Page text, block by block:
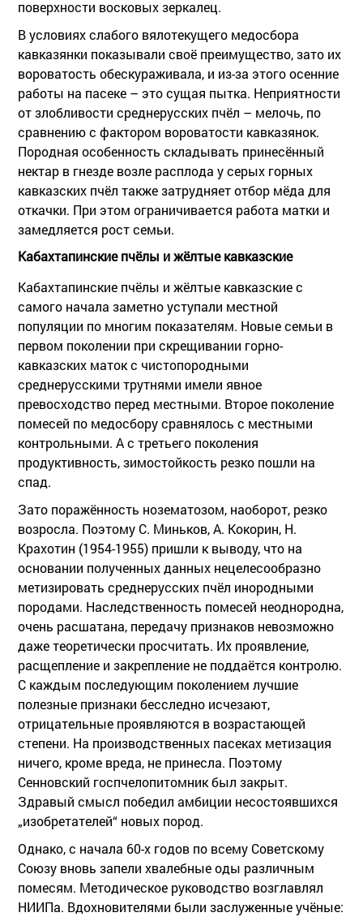
поверхности восковых зеркалец.
В условиях слабого вялотекущего медосбора
кавказянки показывали своё преимущество, зато их
вороватость обескураживала, и из-за этого осенние
работы на пасеке – это сущая пытка. Неприятности
от злобливости среднерусских пчёл – мелочь, по
сравнению с фактором вороватости кавказянок.
Породная особенность складывать принесённый
нектар в гнезде возле расплода у серых горных
кавказских пчёл также затрудняет отбор мёда для
откачки. При этом ограничивается работа матки и
замедляется рост семьи.
Кабахтапинские пчёлы и жёлтые кавказские
Кабахтапинские пчёлы и жёлтые кавказские с
самого начала заметно уступали местной
популяции по многим показателям. Новые семьи в
первом поколении при скрещивании горно-
кавказских маток с чистопородными
среднерусскими трутнями имели явное
превосходство перед местными. Второе поколение
помесей по медосбору сравнялось с местными
контрольными. А с третьего поколения
продуктивность, зимостойкость резко пошли на
спад.
Зато поражённость нозематозом, наоборот, резко
возросла. Поэтому С. Миньков, А. Кокорин, Н.
Крахотин (1954-1955) пришли к выводу, что на
основании полученных данных нецелесообразно
метизировать среднерусских пчёл инородными
породами. Наследственность помесей неоднородна,
очень расшатана, передачу признаков невозможно
даже теоретически просчитать. Их проявление,
расщепление и закрепление не поддаётся контролю.
С каждым последующим поколением лучшие
полезные признаки бесследно исчезают,
отрицательные проявляются в возрастающей
степени. На производственных пасеках метизация
ничего, кроме вреда, не принесла. Поэтому
Сенновский госпчелопитомник был закрыт.
Здравый смысл победил амбиции несостоявшихся
„изобретателей“ новых пород.
Однако, с начала 60-х годов по всему Советскому
Союзу вновь запели хвалебные оды различным
помесям. Методическое руководство возглавлял
НИИПа. Вдохновителями были заслуженные учёные: